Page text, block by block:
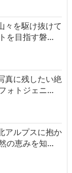
々を駆け抜けて
を目指す磐…
真に残したい絶
ォトジェニ…
アルプスに抱か
の恵みを知…